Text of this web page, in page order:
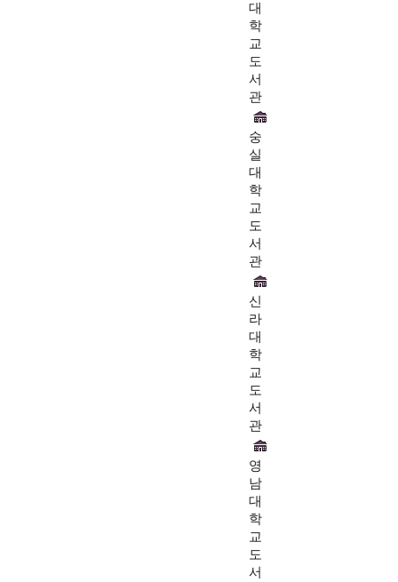
대
학
교
도
서
관
숭
실
대
학
교
도
서
관
신
라
대
학
교
도
서
관
영
남
대
학
교
도
서